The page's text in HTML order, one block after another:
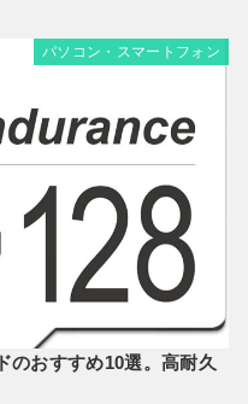
パソコン・スマートフォン
のおすすめ10選。高耐久